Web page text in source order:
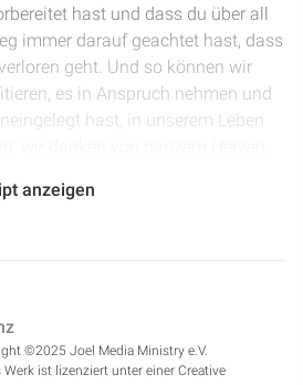
hast und dass du über all
immer darauf geachtet hast, dass
geht. Und so können wir
es in Anspruch nehmen und
hast, in unserem Leben
Im Namen Jesu. Amen.
und jetzt geht es weiter in
die Söhne der Ketura, der
anzeigen
©2025 Joel Media Ministry e.V.
Werk ist lizenziert unter einer Creative